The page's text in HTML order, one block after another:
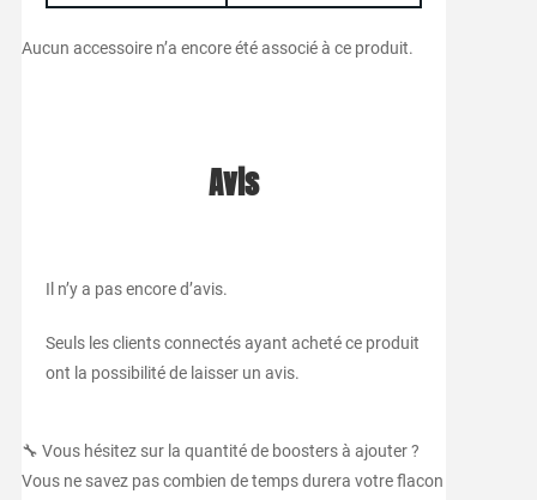
Aucun accessoire n’a encore été associé à ce produit.
Avis
Il n’y a pas encore d’avis.
Seuls les clients connectés ayant acheté ce produit
ont la possibilité de laisser un avis.
🔧 Vous hésitez sur la quantité de boosters à ajouter ?
Vous ne savez pas combien de temps durera votre flacon